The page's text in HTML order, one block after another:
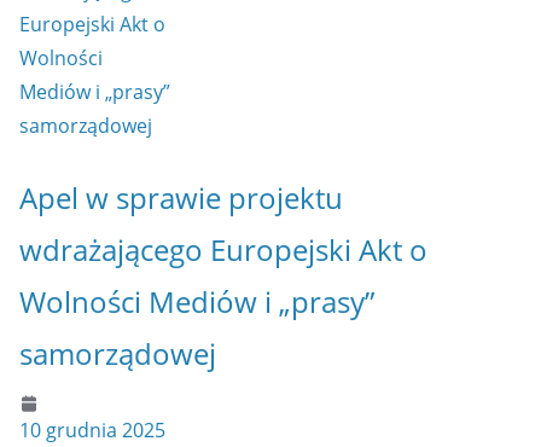
Apel w sprawie projektu
wdrażającego Europejski Akt o
Wolności Mediów i „prasy”
samorządowej
10 grudnia 2025